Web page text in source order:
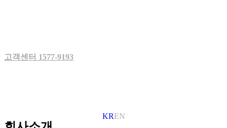
고객센터 1577-9193
KREN